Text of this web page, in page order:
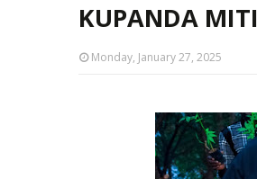
KUPANDA MITI
Monday, January 27, 2025